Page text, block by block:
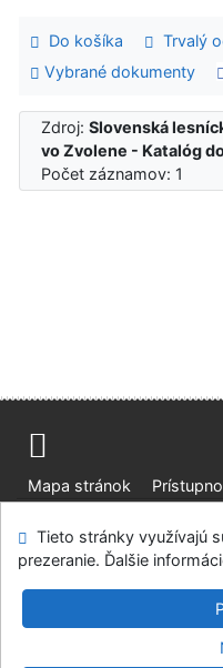
Do košíka Trvalý
Vybrané dokumenty
Zdroj:Slovenská
vo Zvolene - Katalóg
Počet záznamov: 1
Mapa stránok
Slovenská lesnícka a
univerzite vo Zvolene
©1993-2026IPAC
Tieto stránky využívajú
prezeranie. Ďalšie